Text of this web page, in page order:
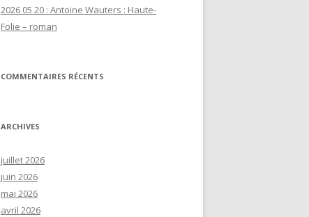
2026 05 20 : Antoine Wauters : Haute-
Folie – roman
COMMENTAIRES RÉCENTS
ARCHIVES
juillet 2026
juin 2026
mai 2026
avril 2026